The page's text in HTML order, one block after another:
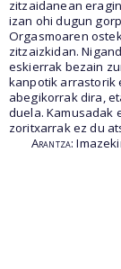
zitzaidanean
izan ohi dugun
Orgasmoaren
zitzaizkidan.
eskierrak bezain
kanpotik arrastorik
abegikorrak dira,
duela. Kamusadak
zoritxarrak ez du
Arantza: